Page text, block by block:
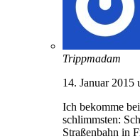
Trippmadam
14. Januar 2015
Ich bekomme
schlimmsten:
Straßenbahn in